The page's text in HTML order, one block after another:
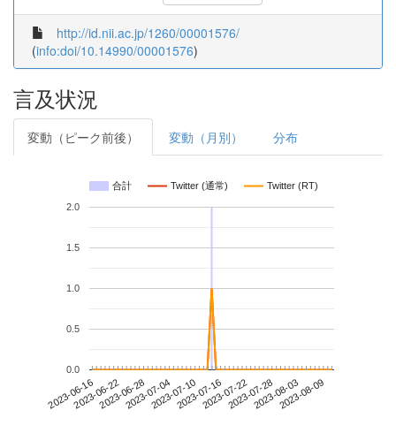
http://id.nii.ac.jp/1260/00001576/
(info:doi/10.14990/00001576)
言及状況
変動（ピーク前後） 変動（月別） 分布
合計 Twitter (通常) Twitter (RT)
2023-06-162023-06-222023-06-282023-07-042023-07-102023-07-162023-07-222023-07-282023-08-032023-08-09
0.0
0.5
1.0
1.5
2.0